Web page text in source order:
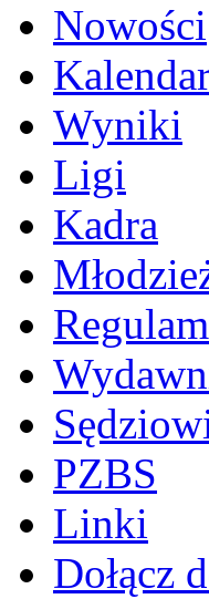
Nowości
Wyniki
Ligi
Kadra
PZBS
Linki
Dołącz